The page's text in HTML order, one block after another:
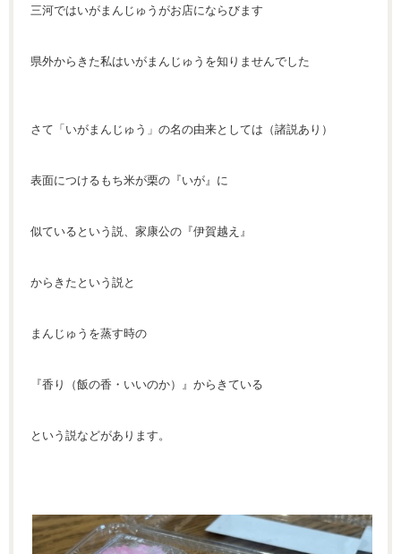
三河ではいがまんじゅうがお店にならびます
県外からきた私はいがまんじゅうを知りませんでした
さて「いがまんじゅう」の名の由来としては（諸説あり）
表面につけるもち米が栗の『いが』に
似ているという説、家康公の『伊賀越え』
からきたという説と
まんじゅうを蒸す時の
『香り（飯の香・いいのか）』からきている
という説などがあります。